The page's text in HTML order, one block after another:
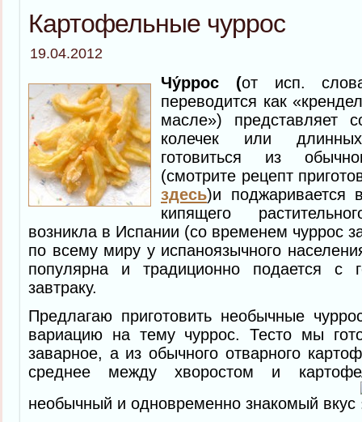
Картофельные чуррос
19.04.2012
Чу́ррос (от исп.
переводится как
масле») представляет
колечек или
готовиться из
(смотрите рецепт
здесь)и поджаривается
кипящего
возникла в Испании (со временем чуррос
по всему миру у испаноязычного
популярна и традиционно подается с
завтраку.
Предлагаю приготовить необычные
вариацию на тему чуррос. Тесто мы
заварное, а из обычного отварного
среднее между хворостом и
необычный и одновременно знакомый вкус